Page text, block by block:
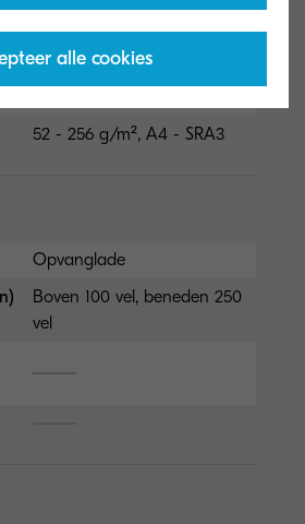
20 vel
52 - 256 g/m², A4 - SRA3
Opvanglade
Boven 100 vel, beneden 250
vel
alle cookies